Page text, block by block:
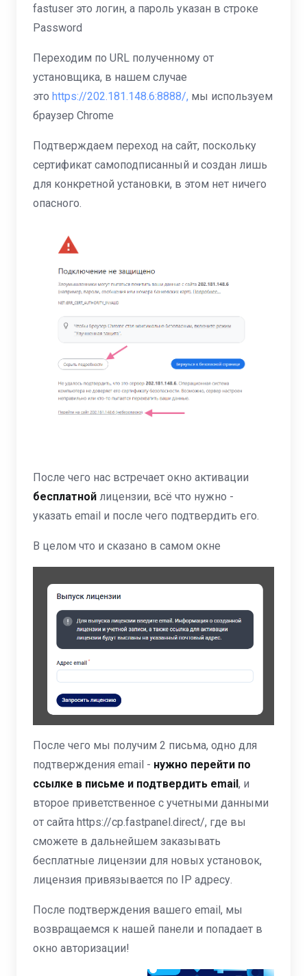
fastuser это логин, а пароль указан в строке
Password
Переходим по URL полученному от
установщика, в нашем случае
это https://202.181.148.6:8888/, мы используем
браузер Chrome
Подтверждаем переход на сайт, поскольку
сертификат самоподписанный и создан лишь
для конкретной установки, в этом нет ничего
опасного.
После чего нас встречает окно активации
бесплатной лицензии, всё что нужно -
указать email и после чего подтвердить его.
В целом что и сказано в самом окне
После чего мы получим 2 письма, одно для
подтверждения email - нужно перейти по
ссылке в письме и подтвердить email, и
второе приветственное с учетными данными
от сайта https://cp.fastpanel.direct/, где вы
сможете в дальнейшем заказывать
бесплатные лицензии для новых установок,
лицензия привязывается по IP адресу.
После подтверждения вашего email, мы
возвращаемся к нашей панели и попадает в
окно авторизации!